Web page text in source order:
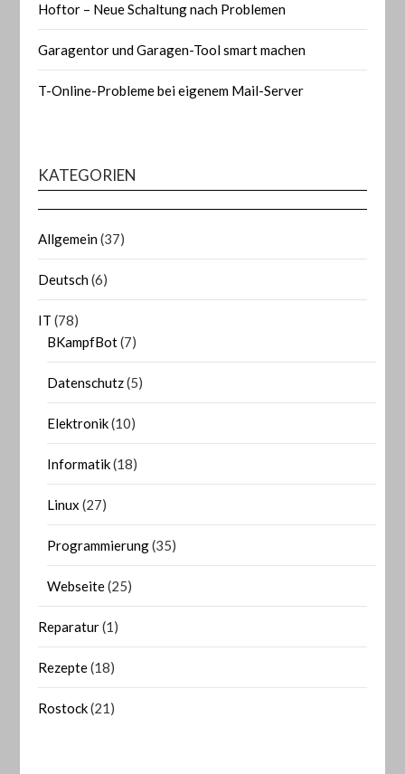
Hoftor – Neue Schaltung nach Problemen
Garagentor und Garagen-Tool smart machen
T-Online-Probleme bei eigenem Mail-Server
KATEGORIEN
Allgemein(37)
Deutsch(6)
IT (78)
BKampfBot(7)
Datenschutz(5)
Elektronik(10)
Informatik(18)
Linux (27)
Programmierung(35)
Webseite(25)
Reparatur(1)
Rezepte(18)
Rostock(21)